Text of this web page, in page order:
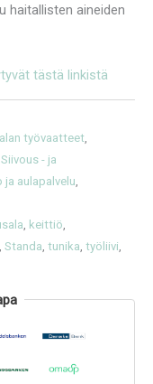
haitallisten aineiden
tästä linkistä
työvaatteet,
Siivous - ja
ja aulapalvelu,
, keittiö,
, Standa, tunika, työliivi,